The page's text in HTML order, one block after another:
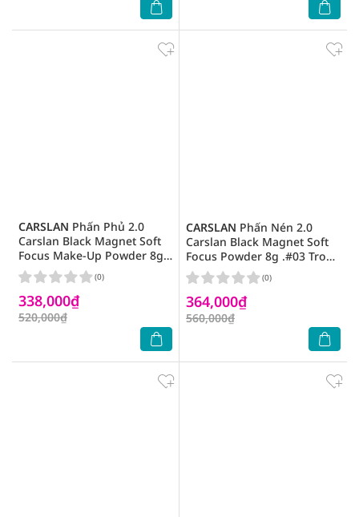
CARSLAN Phấn Phủ 2.0
Carslan Black Magnet Soft
Focus Make-Up Powder 8g
.#01 Trong Suốt
338,000₫
520,000₫
(0)
CARSLAN Phấn Nén 2.0
Carslan Black Magnet Soft
Focus Powder 8g .#03 Trong
Suốt
364,000₫
560,000₫
(0)